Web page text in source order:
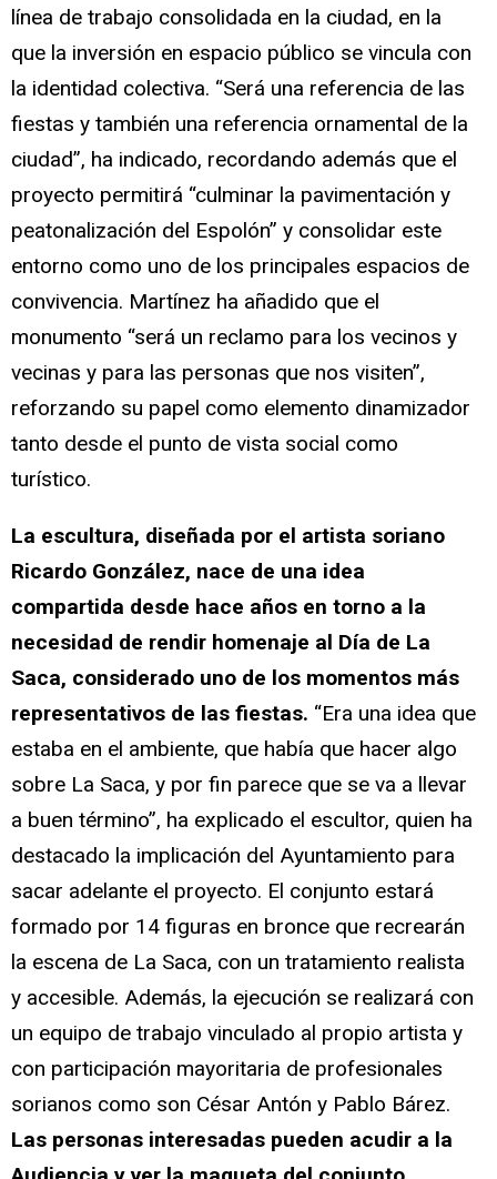
línea de trabajo consolidada en la ciudad, en la
que la inversión en espacio público se vincula con
la identidad colectiva. “Será una referencia de las
fiestas y también una referencia ornamental de la
ciudad”, ha indicado, recordando además que el
proyecto permitirá “culminar la pavimentación y
peatonalización del Espolón” y consolidar este
entorno como uno de los principales espacios de
convivencia. Martínez ha añadido que el
monumento “será un reclamo para los vecinos y
vecinas y para las personas que nos visiten”,
reforzando su papel como elemento dinamizador
tanto desde el punto de vista social como
turístico.
La escultura, diseñada por el artista soriano
Ricardo González, nace de una idea
compartida desde hace años en torno a la
necesidad de rendir homenaje al Día de La
Saca, considerado uno de los momentos más
representativos de las fiestas. “Era una idea que
estaba en el ambiente, que había que hacer algo
sobre La Saca, y por fin parece que se va a llevar
a buen término”, ha explicado el escultor, quien ha
destacado la implicación del Ayuntamiento para
sacar adelante el proyecto. El conjunto estará
formado por 14 figuras en bronce que recrearán
la escena de La Saca, con un tratamiento realista
y accesible. Además, la ejecución se realizará con
un equipo de trabajo vinculado al propio artista y
con participación mayoritaria de profesionales
sorianos como son César Antón y Pablo Bárez.
Las personas interesadas pueden acudir a la